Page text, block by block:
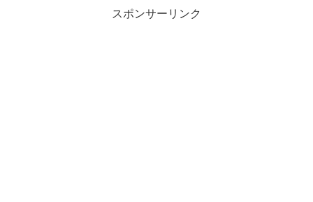
スポンサーリンク